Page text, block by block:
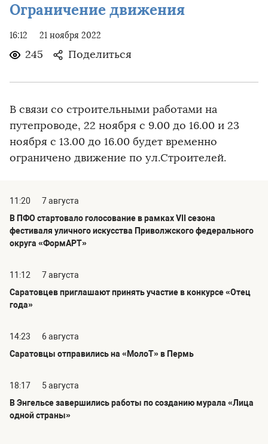
Ограничение движения
16:12 21 ноября 2022
245 Поделиться
В связи со строительными работами на
путепроводе, 22 ноября с 9.00 до 16.00 и 23
ноября с 13.00 до 16.00 будет временно
ограничено движение по ул.Строителей.
11:20
7 августа
В ПФО стартовало голосование в рамках VII сезона
фестиваля уличного искусства Приволжского федерального
округа «ФормАРТ»
11:12
7 августа
Саратовцев приглашают принять участие в конкурсе «Отец
года»
14:23
6 августа
Саратовцы отправились на «МолоТ» в Пермь
18:17
5 августа
В Энгельсе завершились работы по созданию мурала «Лица
одной страны»